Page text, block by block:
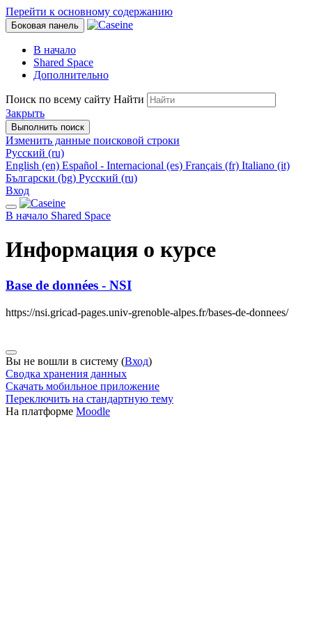
Перейти к основному содержанию
Боковая панель
В начало
Shared Space
Дополнительно
Поиск по всему сайту Найти
Закрыть
Выполнить поиск
Изменить данные поисковой строки
Русский ‎(ru)‎
English ‎(en)‎ Español - Internacional ‎(es)‎ Français ‎(fr)‎ Italiano ‎(it)‎
Български ‎(bg)‎ Русский ‎(ru)‎
Вход
В начало Shared Space
Информация о курсе
Base de données - NSI
https://nsi.gricad-pages.univ-grenoble-alpes.fr/bases-de-donnees/
Вы не вошли в систему (Вход)
Сводка хранения данных
Скачать мобильное приложение
Переключить на стандартную тему
На платформе Moodle